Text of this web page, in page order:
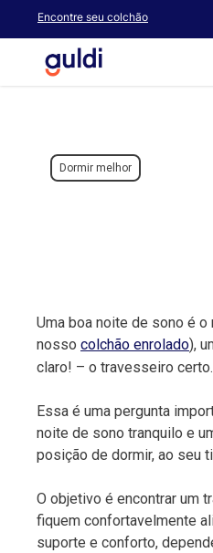
content
Encontre seu colchão
Dormir melhor
Uma boa noite de sono é
nosso colchão enrolado),
claro! – o travesseiro
Essa é uma pergunta
noite de sono tranquilo e
posição de dormir, ao seu
O objetivo é encontrar um
fiquem confortavelmente
suporte e conforto,